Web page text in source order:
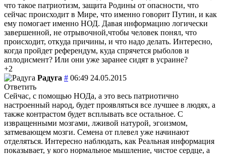
что такое патриотизм, защита Родины от опасности, что
сейчас происходит в Мире, что именно говорит Путин, и как
ему помогает именно НОД. Давая информацию логически
завершенной, не отрывочной,чтобы человек понял, что
происходит, откуда причины, и что надо делать. Интересно,
когда пройдет референдум, куда спрячется рыболов и
аплодисмент? Или они уже заранее сидят в усраине?
+2
Радуга # 06:49 24.05.2015
Ответить
Сейчас, с помощью НОДа, а это весь патриотично
настроенный народ, будет проявляться все лучшее в людях, а
также контрастом будет всплывать все остальное. С
извращенными мозгами, лживой натурой, эгоизмом,
затмевающем мозги. Семена от плевел уже начинают
отделяться. Интересно наблюдать, как Реальная информация
показывает, у кого нормальное мышление, чистое сердце, а